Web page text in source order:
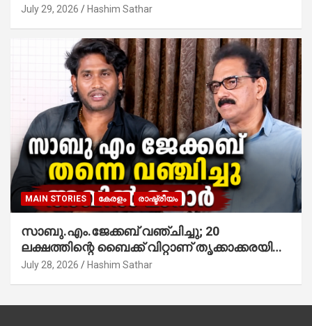
July 29, 2026 Hashim Sathar
MAIN STORIES കേരളം രാഷ്ട്രീയം
സാബു.എം.ജേക്കബ് വഞ്ചിച്ചു; 20
ലക്ഷത്തിന്റെ ബൈക്ക് വിറ്റാണ് തൃക്കാക്കരയില്‍
മത്സരിച്ചത്! പ്രചാരണത്തിന് രണ്ടേ രണ്ടുപേര്‍
July 28, 2026 Hashim Sathar